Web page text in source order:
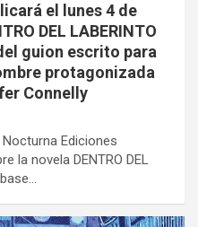
el lunes 4 de
DEL LABERINTO
guion escrito para
protagonizada
Connelly
Ediciones
la novela DENTRO DEL